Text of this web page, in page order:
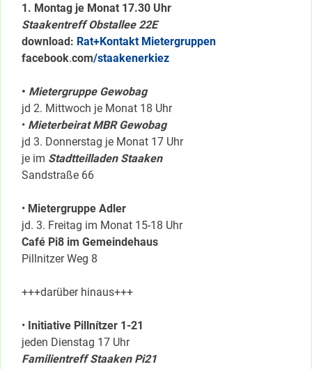
1. Montag je Monat 17.30 Uhr
Staakentreff Obstallee 22E
download: Rat+Kontakt Mietergruppen
facebook.com/staakenerkiez
• Mietergruppe Gewobag
jd 2. Mittwoch je Monat 18 Uhr
• Mieterbeirat MBR Gewobag
jd 3. Donnerstag je Monat 17 Uhr
je im Stadtteilladen Staaken
Sandstraße 66
• Mietergruppe Adler
jd. 3. Freitag im Monat 15-18 Uhr
Café Pi8 im Gemeindehaus
Pillnitzer Weg 8
+++darüber hinaus+++
• Initiative Pillnítzer 1-21
jeden Dienstag 17 Uhr
Familientreff Staaken Pi21